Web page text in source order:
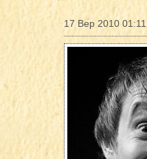
17 Вер 2010 01:11